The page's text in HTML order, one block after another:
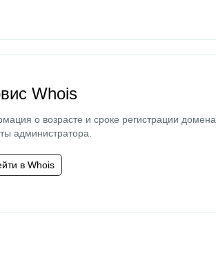
Whois
о возрасте и сроке регистрации домена,
администратора.
в Whois